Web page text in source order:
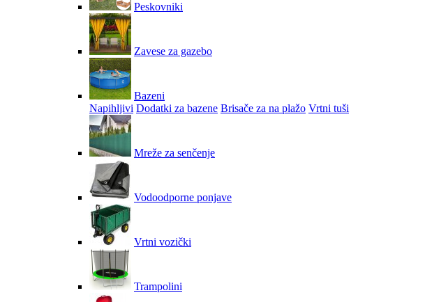
Peskovniki
Zavese za gazebo
Bazeni
Napihljivi Dodatki za bazene Brisače za na plažo Vrtni tuši
Mreže za senčenje
Vodoodporne ponjave
Vrtni vozički
Trampolini